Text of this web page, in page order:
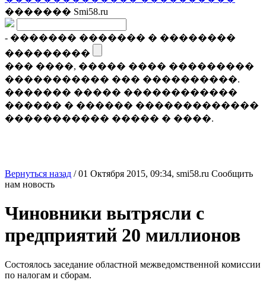
������� Smi58.ru
- ������� ������� � ��������
���������
��� ����, ����� ���� ���������
����������� ��� ����������.
������� ����� ������������
������ � ������ �������������
����������� ����� � ����.
Вернуться назад /01 Октября 2015, 09:34, smi58.ru Сообщить
нам новость
Чиновники вытрясли с
предприятий 20 миллионов
Состоялось заседание областной межведомственной комиссии
по налогам и сборам.